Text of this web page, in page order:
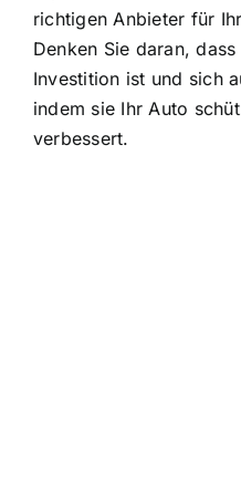
richtigen Anbieter für
Denken Sie daran,
Investition ist und sich
indem sie Ihr Auto
verbessert.